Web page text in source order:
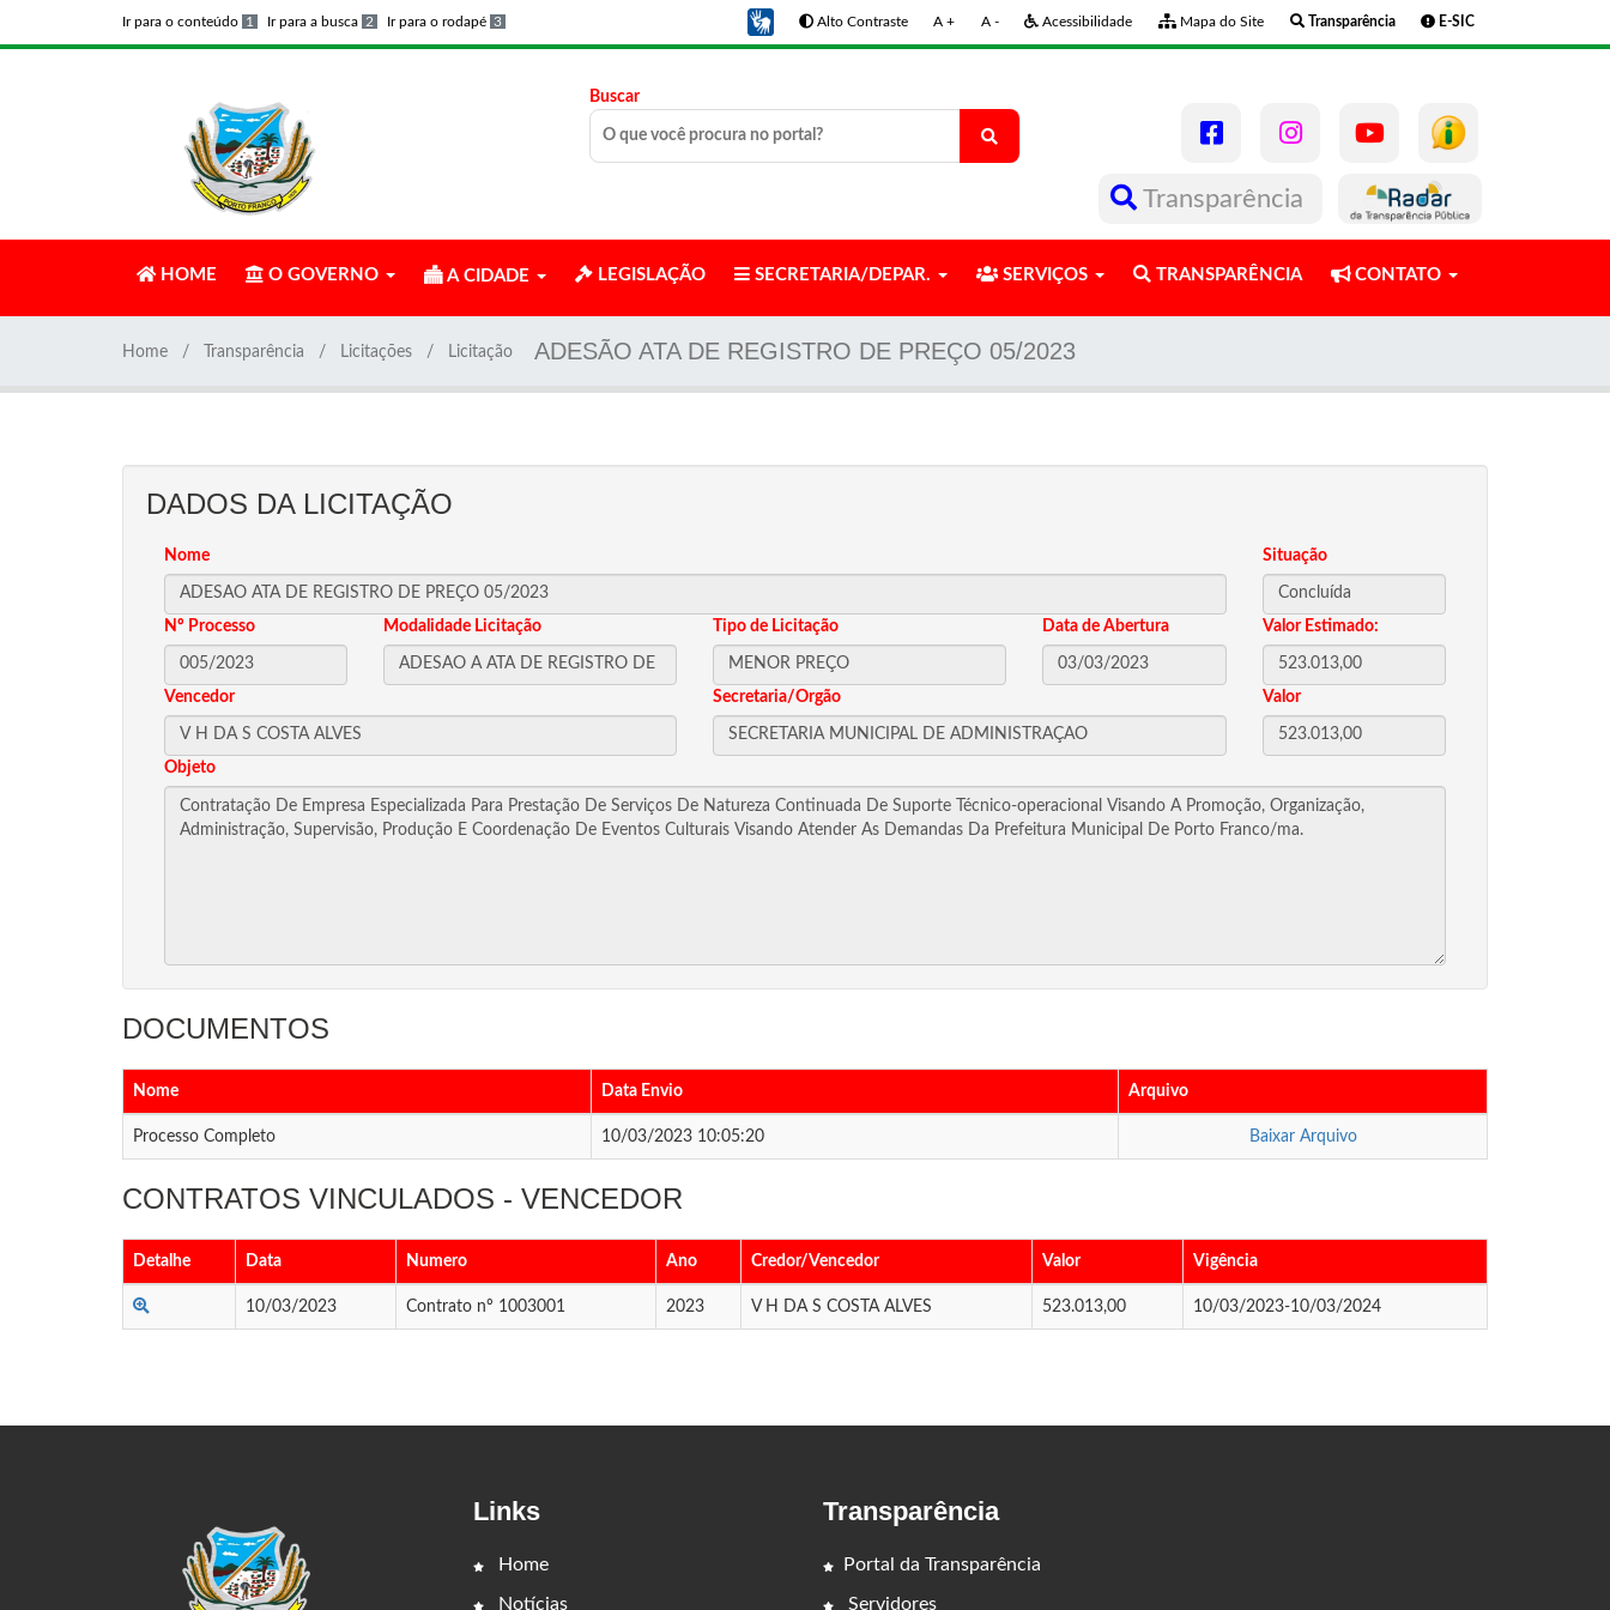
Ir para o conteúdo 1 Ir para a busca 2 Ir para o rodapé 3 Alto Contraste A + A - Acessibilidade Mapa do Site Transparência E-SIC
Buscar
Transparência
HOME O GOVERNO A CIDADE LEGISLAÇÃO SECRETARIA/DEPAR. SERVIÇOS TRANSPARÊNCIA CONTATO
ADESÃO ATA DE REGISTRO DE PREÇO 05/2023
Home Transparência Licitações Licitação
DADOS DA LICITAÇÃO
Nome Situação
Nº Processo Modalidade Licitação Tipo de Licitação Data de Abertura Valor Estimado:
Vencedor Secretaria/Orgão Valor
Objeto
DOCUMENTOS
Nome Data Envio Arquivo
Processo Completo 10/03/2023 10:05:20 Baixar Arquivo
CONTRATOS VINCULADOS - VENCEDOR
Detalhe Data Numero Ano Credor/Vencedor Valor Vigência
10/03/2023 Contrato nº 1003001 2023 V H DA S COSTA ALVES 523.013,00 10/03/2023-10/03/2024
Links
Home
Notícias
Transparência
Portal da Transparência
Servidores